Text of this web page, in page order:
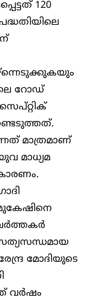
120
റോഡ്
മാത്രമാണ്
മാധ്യമ
മോദിയുടെ
വർഷം